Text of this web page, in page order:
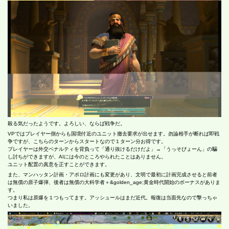
殺る気だったようです。よろしい、ならば戦争だ。
VPではプレイヤー側からも国境付近のユニット撤去要求が出せます。勿論相手が断れば即戦
争ですが、こちらのターンからスタートなので１ターン分お得です。
プレイヤーは外交ペナルティを背負って「通り抜けるだけだよ」→「うっそぴょーん」の騙
し討ちができますが、AIには今のところやられたことはありません。
ユニット配置の真意を正すことができます。
また、マンハッタン計画・アポロ計画にも変更があり、文明で最初に計画完成させると前者
は無償の原子爆弾、後者は無償の大科学者＋&golden_age;黄金時代開始のボーナスがありま
す。
つまり私は原爆を１つもってます。アッシュールはまだ近代。報復は当面先なので撃っちゃ
いました。